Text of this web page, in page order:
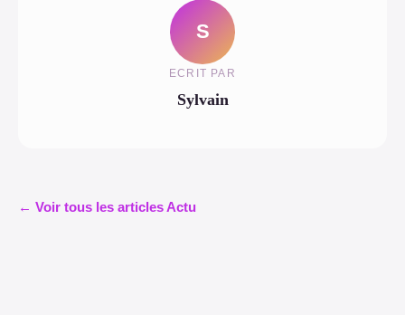
S
ECRIT PAR
Sylvain
← Voir tous les articles Actu